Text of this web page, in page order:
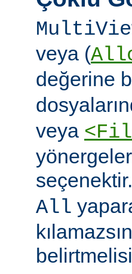
veya (
değerine
veya
All